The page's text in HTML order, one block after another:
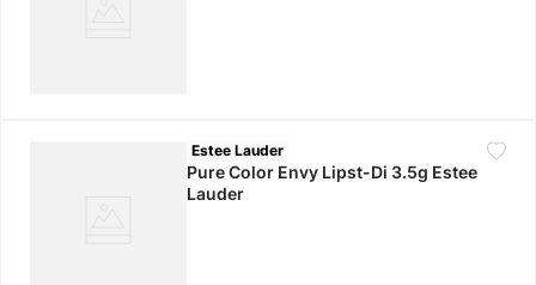
Estee Lauder
Pure Color Envy Lipst-Di 3.5g Estee
Lauder